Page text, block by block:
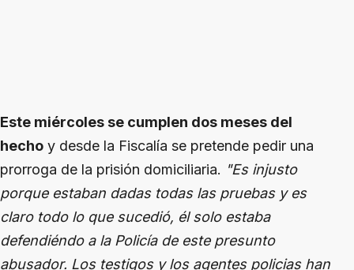
Este miércoles se cumplen dos meses del
hecho y desde la Fiscalía se pretende pedir una
prorroga de la prisión domiciliaria. "Es injusto
porque estaban dadas todas las pruebas y es
claro todo lo que sucedió, él solo estaba
defendiéndo a la Policía de este presunto
abusador. Los testigos y los agentes policias han